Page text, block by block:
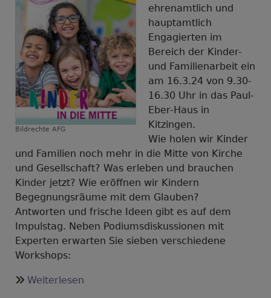
Bildrechte AFG
ehrenamtlich und
hauptamtlich
Engagierten im
Bereich der Kinder-
und Familienarbeit ein
am 16.3.24 von 9.30-
16.30 Uhr in das Paul-
Eber-Haus in
Kitzingen.
Wie holen wir Kinder
und Familien noch mehr in die Mitte von Kirche
und Gesellschaft? Was erleben und brauchen
Kinder jetzt? Wie eröffnen wir Kindern
Begegnungsräume mit dem Glauben?
Antworten und frische Ideen gibt es auf dem
Impulstag. Neben Podiumsdiskussionen mit
Experten erwarten Sie sieben verschiedene
Workshops:
Weiterlesen